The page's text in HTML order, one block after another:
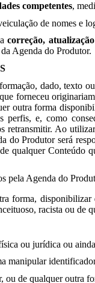
competentes,
de nomes e
acorreção,
Agenda do Produtor.
dado, texto
forneceu
outra forma
perfis, e, como
retransmitir. Ao
do Produtor será
qualquer
pela Agenda do
forma,
racista ou de
ou jurídica ou
manipular
de qualquer outra